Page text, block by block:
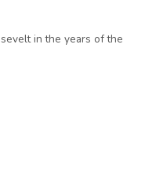
in the years of the